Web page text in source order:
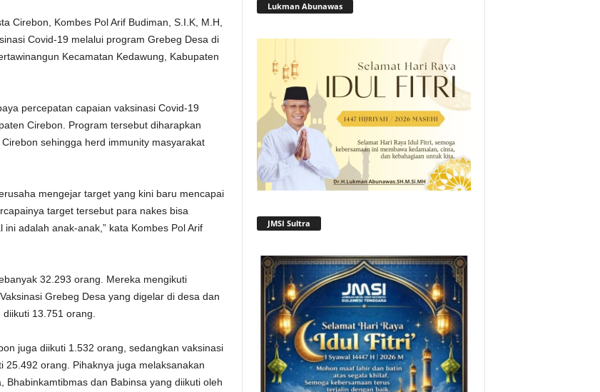
Cirebon, Kombes Pol Arif Budiman, S.I.K, M.H,
Covid-19 melalui program Grebeg Desa di
Kecamatan Kedawung, Kabupaten
percepatan capaian vaksinasi Covid-19
Cirebon. Program tersebut diharapkan
sehingga herd immunity masyarakat
mengejar target yang kini baru mencapai
target tersebut para nakes bisa
adalah anak-anak,” kata Kombes Pol Arif
32.293 orang. Mereka mengikuti
Grebeg Desa yang digelar di desa dan
13.751 orang.
juga diikuti 1.532 orang, sedangkan vaksinasi
orang. Pihaknya juga melaksanakan
dan Babinsa yang diikuti oleh
Lukman Abunawas
JMSI Sultra